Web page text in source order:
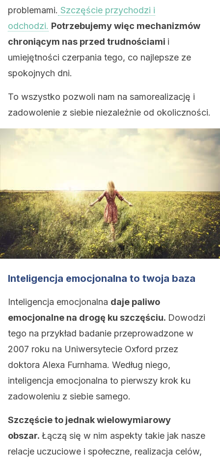
problemami. Szczęście przychodzi i
odchodzi. Potrzebujemy więc mechanizmów
chroniącym nas przed trudnościami i
umiejętności czerpania tego, co najlepsze ze
spokojnych dni.
To wszystko pozwoli nam na samorealizację i
zadowolenie z siebie niezależnie od okoliczności.
Inteligencja emocjonalna to twoja baza
Inteligencja emocjonalna daje paliwo
emocjonalne na drogę ku szczęściu. Dowodzi
tego na przykład badanie przeprowadzone w
2007 roku na Uniwersytecie Oxford przez
doktora Alexa Furnhama. Według niego,
inteligencja emocjonalna to pierwszy krok ku
zadowoleniu z siebie samego.
Szczęście to jednak wielowymiarowy
obszar. Łączą się w nim aspekty takie jak nasze
relacje uczuciowe i społeczne, realizacja celów,